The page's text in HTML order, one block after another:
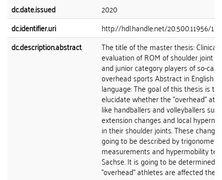
dc.date.issued
2020
dc.identifier.uri
http://hdl.handle.net/20.500.11956/
dc.description.abstract
The title of the master thesis: Clinical
evaluation of ROM of shoulder joint
and junior category players of so-
overhead sports Abstract in English
language: The goal of this thesis is to
elucidate whether the "overhead"
like handballers and volleyballers
extension changes and local
in their shoulder joints. These
going to be described by
measurements and hypermobility
Sachse. It is going to be determined
"overhead" athletes are affected the